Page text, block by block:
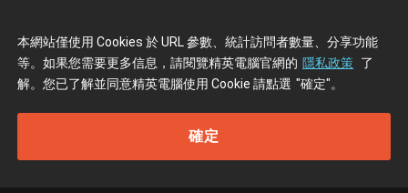
本網站僅使用 Cookies 於 URL 參數、統計訪問者數量、分享功能
等。如果您需要更多信息，請閱覽精英電腦官網的 隱私政策 了
解。您已了解並同意精英電腦使用 Cookie 請點選 "確定"。
確定